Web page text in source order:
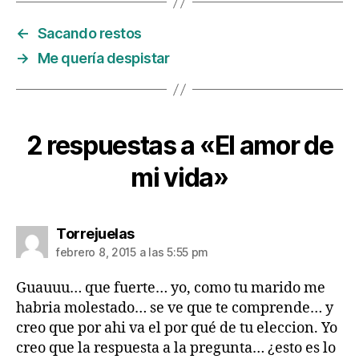
← Sacando restos
→
Me quería despistar
2 respuestas a «El amor de
mi vida»
Torrejuelasdice:
febrero 8, 2015 a las 5:55 pm
Guauuu… que fuerte… yo, como tu marido me
habria molestado… se ve que te comprende… y
creo que por ahi va el por qué de tu eleccion. Yo
creo que la respuesta a la pregunta… ¿esto es lo